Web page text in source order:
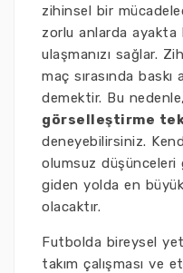
zihinsel bir
zorlu anlarda ayakta
ulaşmanızı sağlar.
maç sırasında
demektir. Bu nedenle,
görselleştirme
deneyebilirsiniz.
olumsuz düşünceleri
giden yolda en büyük
olacaktır.
Futbolda bireysel
takım çalışması ve